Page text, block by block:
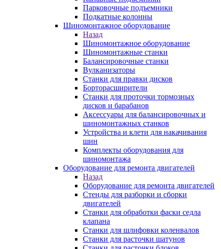
Парковочные подъемники
Подкатные колонны
Шиномонтажное оборудование
Назад
Шиномонтажное оборудование
Шиномонтажные станки
Балансировочные станки
Вулканизаторы
Станки для правки дисков
Борторасширители
Станки для проточки тормозных
дисков и барабанов
Аксессуары для балансировочных и
шиномонтажных станков
Устройства и клети для накачивания
шин
Комплекты оборудования для
шиномонтажа
Оборудование для ремонта двигателей
Назад
Оборудование для ремонта двигателей
Стенды для разборки и сборки
двигателей
Станки для обработки фаски седла
клапана
Станки для шлифовки коленвалов
Станки для расточки шатунов